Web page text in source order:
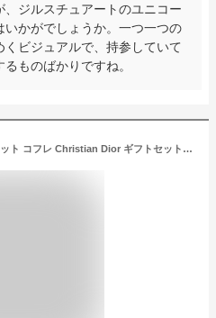
ジルスチュアートのユニコー
いかがでしょうか。一つ一つの
ビジュアルで、持参していて
ものばかりですね。
クリスチャンディオール セット コフレ Christian Dior ギフトセット Homme Set: 3pcs メンズ 男性用 お試し フレグランスセット おしゃれ バレンタイン プレゼント ギフト 2023 人気 ブランド コスメ